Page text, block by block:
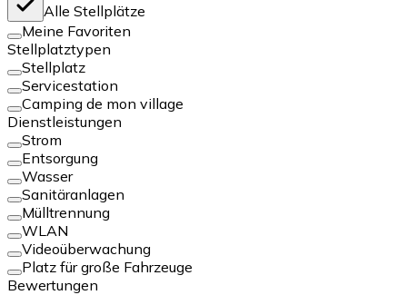
Alle Stellplätze
Meine Favoriten
Stellplatztypen
Stellplatz
Servicestation
Camping de mon village
Dienstleistungen
Strom
Entsorgung
Wasser
Sanitäranlagen
Mülltrennung
WLAN
Videoüberwachung
Platz für große Fahrzeuge
Bewertungen